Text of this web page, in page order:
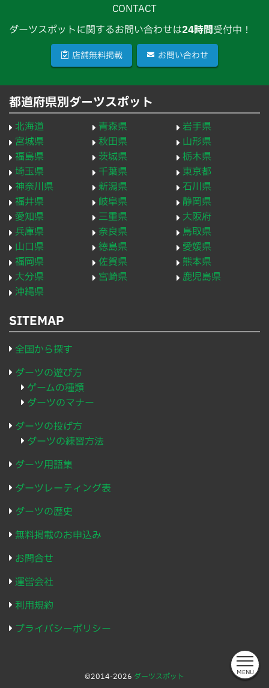
MENU
CONTACT
ダーツスポットに関するお問い合わせは24時間受付中！
店舗無料掲載 お問い合わせ
都道府県別ダーツスポット
北海道 青森県
岩手県
宮城県
秋田県
山形県
福島県
茨城県
栃木県
埼玉県
千葉県
東京都
神奈川県
新潟県
石川県
福井県
岐阜県
静岡県
愛知県
三重県
大阪府
兵庫県
奈良県
鳥取県
山口県
徳島県
愛媛県
福岡県
佐賀県
熊本県
大分県
宮崎県
鹿児島県
沖縄県
SITEMAP
全国から探す
ダーツの遊び方
ゲームの種類
ダーツのマナー
ダーツの投げ方
ダーツの練習方法
ダーツ用語集
ダーツレーティング表
ダーツの歴史
無料掲載のお申込み
お問合せ
運営会社
利用規約
プライバシーポリシー
©2014-2026 ダーツスポット